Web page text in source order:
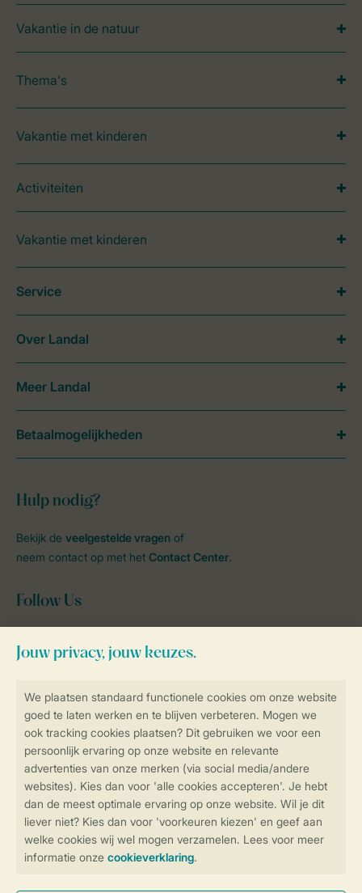
Controle over jouw gegevens &
Veilig en snel online boeken
Veilige gegevensoverdracht
Veilige betaling
Vakantie in de natuur
Thema's
Vakantie met kinderen
Activiteiten
Vakantie met kinderen
Hulp nodig?
Bekijk de veelgestelde vragen of
neem contact op met het Contact Center.
Follow Us
Blijf op de hoogte
Service
Over Landal
Meer Landal
Betaalmogelijkheden